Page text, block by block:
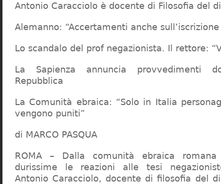
Antonio Caracciolo è docente di Filosofia del
Alemanno: “Accertamenti anche
Lo scandalo del prof negazionista. Il rettore:
La Sapienza annuncia provvedimenti
Repubblica
La Comunità ebraica: “Solo in Italia
vengono puniti”
di MARCO PASQUA
ROMA – Dalla comunità ebraica
durissime le reazioni alle tesi
Antonio Caracciolo, docente di filosofia del